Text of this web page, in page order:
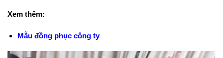
Xem thêm:
Mẫu đồng phục công ty